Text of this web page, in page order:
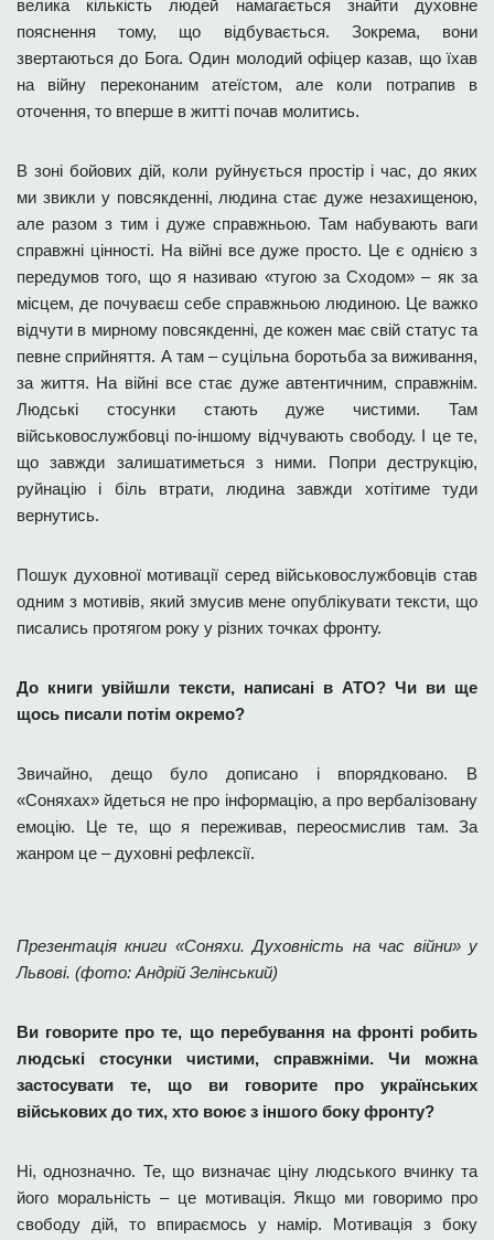
велика кількість людей намагається знайти духовне
пояснення тому, що відбувається. Зокрема, вони
звертаються до Бога. Один молодий офіцер казав, що їхав
на війну переконаним атеїстом, але коли потрапив в
оточення, то вперше в житті почав молитись.
В зоні бойових дій, коли руйнується простір і час, до яких
ми звикли у повсякденні, людина стає дуже незахищеною,
але разом з тим і дуже справжньою. Там набувають ваги
справжні цінності. На війні все дуже просто. Це є однією з
передумов того, що я називаю «тугою за Сходом» – як за
місцем, де почуваєш себе справжньою людиною. Це важко
відчути в мирному повсякденні, де кожен має свій статус та
певне сприйняття. А там – суцільна боротьба за виживання,
за життя. На війні все стає дуже автентичним, справжнім.
Людські стосунки стають дуже чистими. Там
військовослужбовці по-іншому відчувають свободу. І це те,
що завжди залишатиметься з ними. Попри деструкцію,
руйнацію і біль втрати, людина завжди хотітиме туди
вернутись.
Пошук духовної мотивації серед військовослужбовців став
одним з мотивів, який змусив мене опублікувати тексти, що
писались протягом року у різних точках фронту.
До книги увійшли тексти, написані в АТО? Чи ви ще
щось писали потім окремо?
Звичайно, дещо було дописано і впорядковано. В
«Соняхах» йдеться не про інформацію, а про вербалізовану
емоцію. Це те, що я переживав, переосмислив там. За
жанром це – духовні рефлексії.
Презентація книги «Соняхи. Духовність на час війни» у
Львові. (фото: Андрій Зелінський)
Ви говорите про те, що перебування на фронті робить
людські стосунки чистими, справжніми. Чи можна
застосувати те, що ви говорите про українських
військових до тих, хто воює з іншого боку фронту?
Ні, однозначно. Те, що визначає ціну людського вчинку та
його моральність – це мотивація. Якщо ми говоримо про
свободу дій, то впираємось у намір. Мотивація з боку